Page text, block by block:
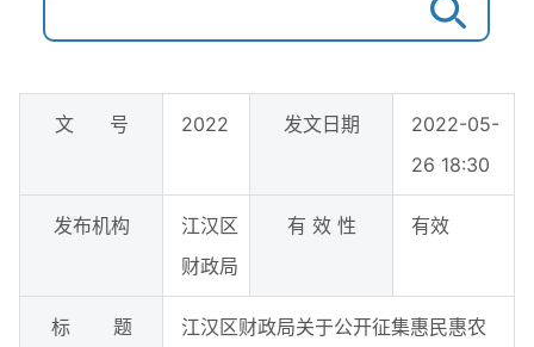
文 号 2022 发文日期
2022-05-
26 18:30
发布机构
江汉区
财政局
有 效 性 有效
标 题
江汉区财政局关于公开征集惠民惠农